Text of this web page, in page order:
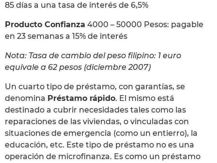
85 días a una tasa de interés de 6,5%
Producto Confianza 4000 – 50000 Pesos: pagable
en 23 semanas a 15% de interés
Nota: Tasa de cambio del peso filipino: 1 euro
equivale a 62 pesos (diciembre 2007)
Un cuarto tipo de préstamo, con garantías, se
denomina Préstamo rápido. El mismo está
destinado a cubrir necesidades tales como las
reparaciones de las viviendas, o vinculadas con
situaciones de emergencia (como un entierro), la
educación, etc. Este tipo de préstamo no es una
operación de microfinanza. Es como un préstamo